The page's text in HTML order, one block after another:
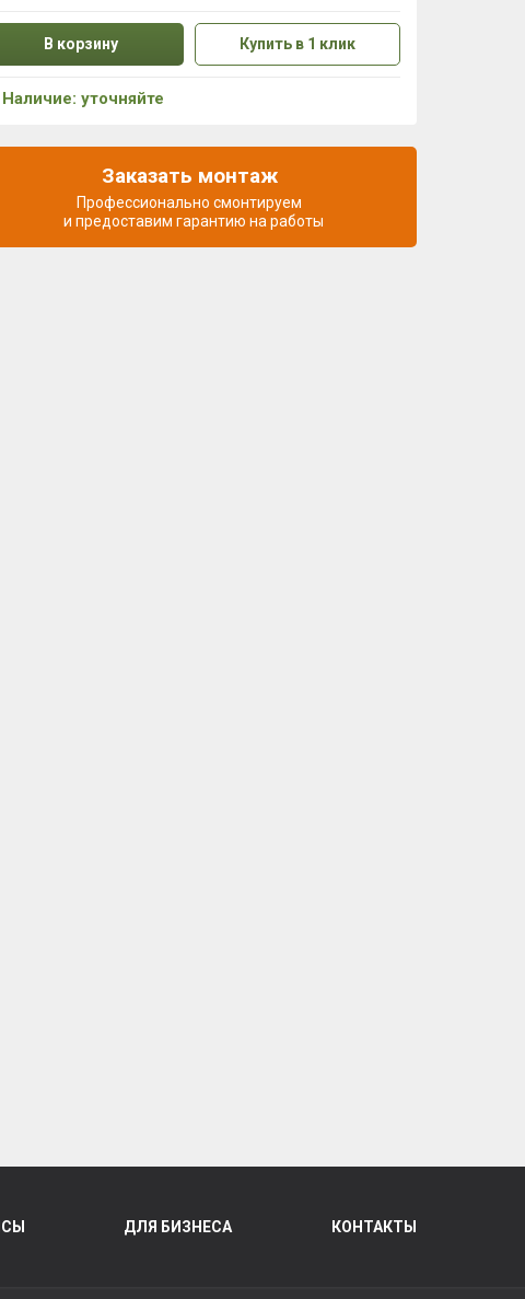
В корзину Купить в 1 клик
Наличие: уточняйте
Заказать монтаж
Профессионально смонтируем
и предоставим гарантию на работы
ДЛЯ БИЗНЕСА КОНТАКТЫ